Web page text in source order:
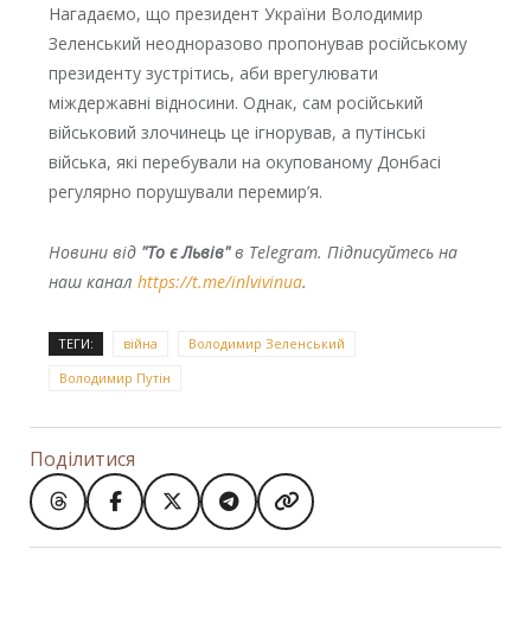
Нагадаємо, що президент України Володимир
Зеленський неодноразово пропонував російському
президенту зустрітись, аби врегулювати
міждержавні відносини. Однак, сам російський
військовий злочинець це ігнорував, а путінські
війська, які перебували на окупованому Донбасі
регулярно порушували перемир’я.
Новини від "То є Львів"в Telegram. Підписуйтесь на
наш канал https://t.me/inlvivinua.
ТЕГИ: війна
Володимир Зеленський
Володимир Путін
Поділитися